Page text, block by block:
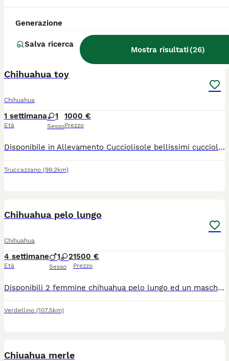
Generazione
Salva ricerca
Mostra risultati(26)
Chihuahua toy
Chihuahua
1 settimana
Età
1
Sesso
1000 €
Prezzo
Disponibile in Allevamento Cucciolisole bellissimi cuccioli di chihuahua si vari colori che si consegnano DI PERSONA in tutta ITALIA dal 20 agosto in poi. I cuccioli avranno doppia sverminazione, primo e secondo vaccino, libretto sanitario e visita veterinaria, microchip con relativo passaggio di proprietà, pedigree Enci e trattamento antiparassitario. Saranno abituati all'uso della traversina igienica e socializzati con altri cani e gatti. Crescono in famiglia giocando con bambini... Allevamento CUCCIOLISOLE anche whatapp
Truccazzano (99.2km)
Chihuahua pelo lungo
Chihuahua
4 settimane
Età
1 2
Sesso
1500 €
Prezzo
Disponibili 2 femmine chihuahua pelo lungo ed un maschietto taglia mini verranno consegnati completi di ciclo vermifugo trattamento antiparassitario vaccino microchip certificato medico libretto sanitario iscrizione anagrafe canina passaggio di proprietà kit cucciolo pedigree enci genitori visibili entrambi solo persone responsabili
Verdellino (107.5km)
Chiuahua merle